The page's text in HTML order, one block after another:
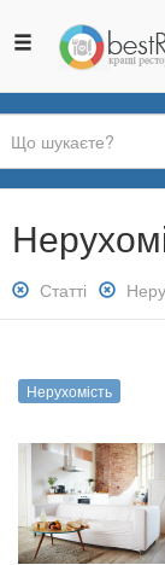
Ви
є
Зняти
фільтр:
Статті
Зняти
Нерухомість